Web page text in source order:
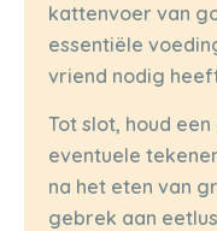
kattenvoer van
essentiële
vriend nodig
Tot slot, houd
eventuele
na het eten van
gebrek aan